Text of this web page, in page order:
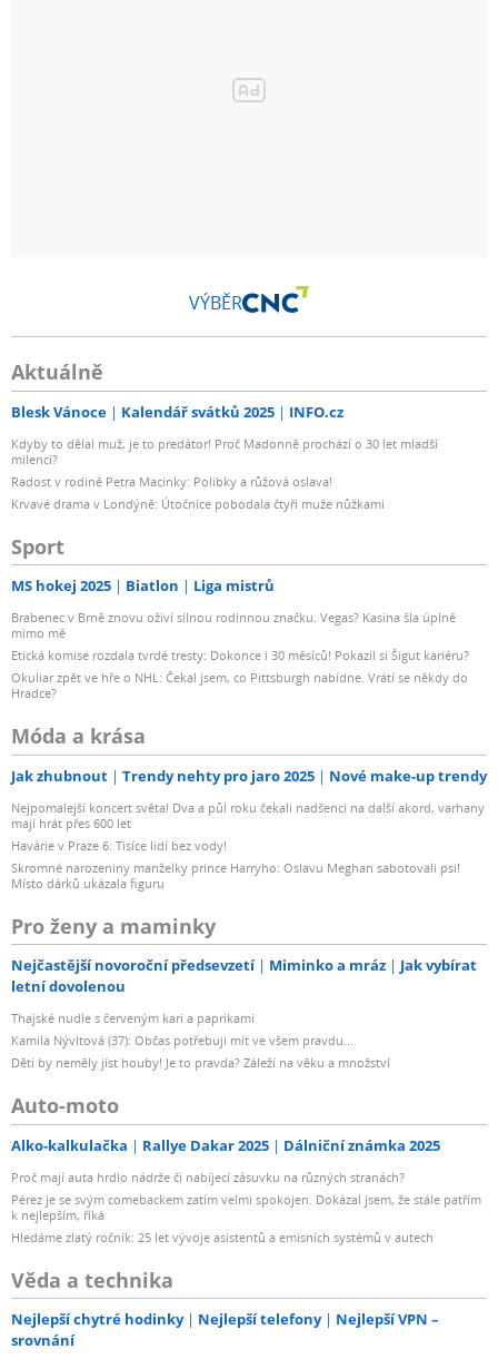
VÝBĚR
Aktuálně
Blesk Vánoce Kalendář svátků 2025 INFO.cz
Kdyby to dělal muž, je to predátor! Proč Madonně prochází o 30 let mladší
milenci?
Radost v rodině Petra Macinky: Polibky a růžová oslava!
Krvavé drama v Londýně: Útočnice pobodala čtyři muže nůžkami
Sport
MS hokej 2025 Biatlon Liga mistrů
Brabenec v Brně znovu oživí silnou rodinnou značku. Vegas? Kasina šla úplně
mimo mě
Etická komise rozdala tvrdé tresty: Dokonce i 30 měsíců! Pokazil si Šigut kariéru?
Okuliar zpět ve hře o NHL: Čekal jsem, co Pittsburgh nabídne. Vrátí se někdy do
Hradce?
Móda a krása
Jak zhubnout Trendy nehty pro jaro 2025 Nové make-up trendy
Nejpomalejší koncert světa! Dva a půl roku čekali nadšenci na další akord, varhany
mají hrát přes 600 let
Havárie v Praze 6: Tisíce lidí bez vody!
Skromné narozeniny manželky prince Harryho: Oslavu Meghan sabotovali psi!
Místo dárků ukázala figuru
Pro ženy a maminky
Nejčastější novoroční předsevzetí Miminko a mráz
Jak vybírat
letní dovolenou
Thajské nudle s červeným kari a paprikami
Kamila Nývltová (37): Občas potřebuji mít ve všem pravdu...
Děti by neměly jíst houby! Je to pravda? Záleží na věku a množství
Auto-moto
Alko-kalkulačka Rallye Dakar 2025 Dálniční známka 2025
Proč mají auta hrdlo nádrže či nabíjecí zásuvku na různých stranách?
Pérez je se svým comebackem zatím velmi spokojen. Dokázal jsem, že stále patřím
k nejlepším, říká
Hledáme zlatý ročník: 25 let vývoje asistentů a emisních systémů v autech
Věda a technika
Nejlepší chytré hodinky Nejlepší telefony
Nejlepší VPN –
srovnání